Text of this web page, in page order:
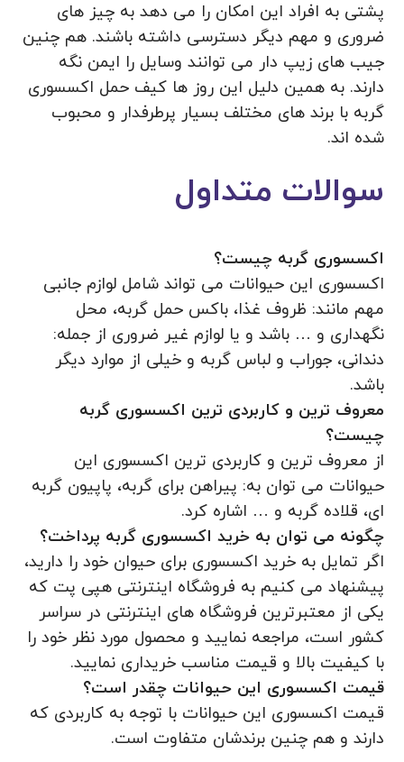
پشتی به افراد این امکان را می دهد به چیز های
ضروری و مهم دیگر دسترسی داشته باشند. هم چنین
جیب های زیپ دار می توانند وسایل را ایمن نگه
دارند. به همین دلیل این روز ها کیف حمل اکسسوری
گربه با برند های مختلف بسیار پرطرفدار و محبوب
شده اند.
سوالات متداول
اکسسوری گربه چیست؟
اکسسوری این حیوانات می تواند شامل لوازم جانبی
مهم مانند: ظروف غذا، باکس حمل گربه، محل
نگهداری و … باشد و یا لوازم غیر ضروری از جمله:
دندانی، جوراب و لباس گربه و خیلی از موارد دیگر
باشد.
معروف ترین و کاربردی ترین اکسسوری گربه
چیست؟
از معروف ترین و کاربردی ترین اکسسوری این
حیوانات می توان به: پیراهن برای گربه، پاپیون گربه
ای، قلاده گربه و … اشاره کرد.
چگونه می توان به خرید اکسسوری گربه پرداخت؟
اگر تمایل به خرید اکسسوری برای حیوان خود را دارید،
پیشنهاد می کنیم به فروشگاه اینترنتی هپی پت که
یکی از معتبرترین فروشگاه های اینترنتی در سراسر
کشور است، مراجعه نمایید و محصول مورد نظر خود را
با کیفیت بالا و قیمت مناسب خریداری نمایید.
قیمت اکسسوری این حیوانات چقدر است؟
قیمت اکسسوری این حیوانات با توجه به کاربردی که
دارند و هم چنین برندشان متفاوت است.